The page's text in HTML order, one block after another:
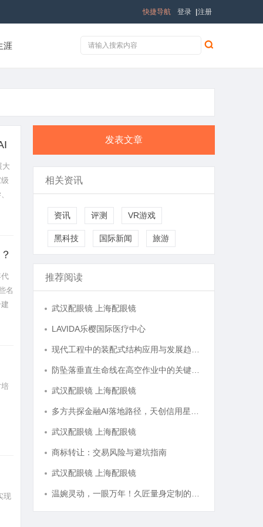
登录 注册
快捷导航
涯
大
名
现
发表文章
相关资讯
资讯 评测 VR游戏
黑科技 国际新闻 旅游
推荐阅读
武汉配眼镜 上海配眼镜
LAVIDA乐樱国际医疗中心
武汉配眼镜 上海配眼镜
武汉配眼镜 上海配眼镜
商标转让：交易风险与避坑指南
武汉配眼镜 上海配眼镜